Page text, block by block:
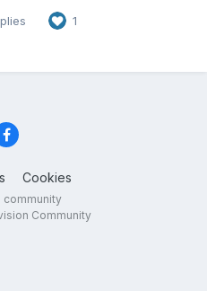
pecanje_drugicas_026.jpg
pušten 2...
1
Cookies
community
Community